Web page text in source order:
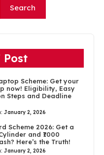
Search
Post
Scheme: Get your
now! Eligibility, Easy
Steps and Deadline
January 2, 2026
Scheme 2026: Get a
and ₹1000
Here’s the Truth!
January 2, 2026